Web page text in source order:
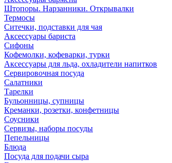
Штопоры. Нарзанники. Открывалки
Термосы
Ситечки, подставки для чая
Аксессуары бариста
Сифоны
Кофемолки, кофеварки, турки
Аксессуары для льда, охладители напитков
Сервировочная посуда
Салатники
Тарелки
Бульонницы, супницы
Креманки, розетки, конфетницы
Соусники
Сервизы, наборы посуды
Пепельницы
Блюда
Посуда для подачи сыра